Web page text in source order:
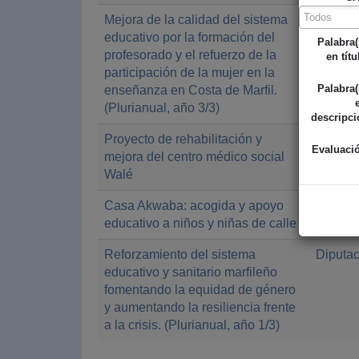
en
Mejora de la calidad del sistema
educativo por la formación del
profesorado y el refuerzo de la
participación de la mujer en la
enseñanza en Costa de Marfil.
(Plurianual, año 3/3)
Proyecto de rehabilitación y
mejora del centro médico social
Walé
Casa Akwaba: acogida y apoyo
educativo a niños y niñas de calle
Reforzamiento del sistema
educativo y sanitario marfileño
fomentando la equidad de género
y aumentando la resiliencia frente
a la crisis. (Plurianual, año 1/3)